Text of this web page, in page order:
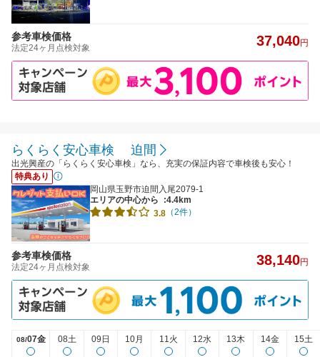
参考車検価格
法定24ヶ月点検対象 37,040円
らくらく安心車検 迫間
出光興産の「らくらく安心車検」なら、充実の保証内容で車検後も安心！
特典あり
岡山県玉野市迫間入尾2079-1
エリアの中心から
:4.4km
3.8 （2件）
参考車検価格
法定24ヶ月点検対象 38,140円
08/07金 08土 09日 10月 11火 12水 13木 14金 15土